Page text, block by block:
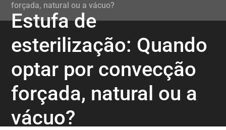
forçada, natural ou a vácuo?
Estufa de
esterilização: Quando
optar por convecção
forçada, natural ou a
vácuo?